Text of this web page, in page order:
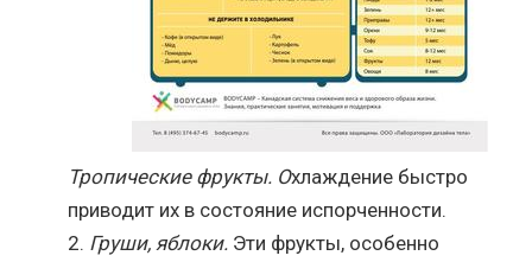
Тропические фрукты. Охлаждение быстро
приводит их в состояние испорченности.
Груши, яблоки. Эти фрукты, особенно